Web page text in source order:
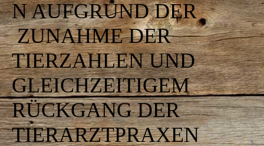
N AUFGRUND DER
ZUNAHME DER
TIERZAHLEN UND
GLEICHZEITIGEM
RÜCKGANG DER
TIERARZTPRAXEN